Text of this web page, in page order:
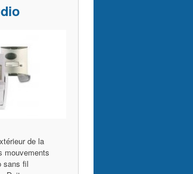
de la
mouvements
sans fil